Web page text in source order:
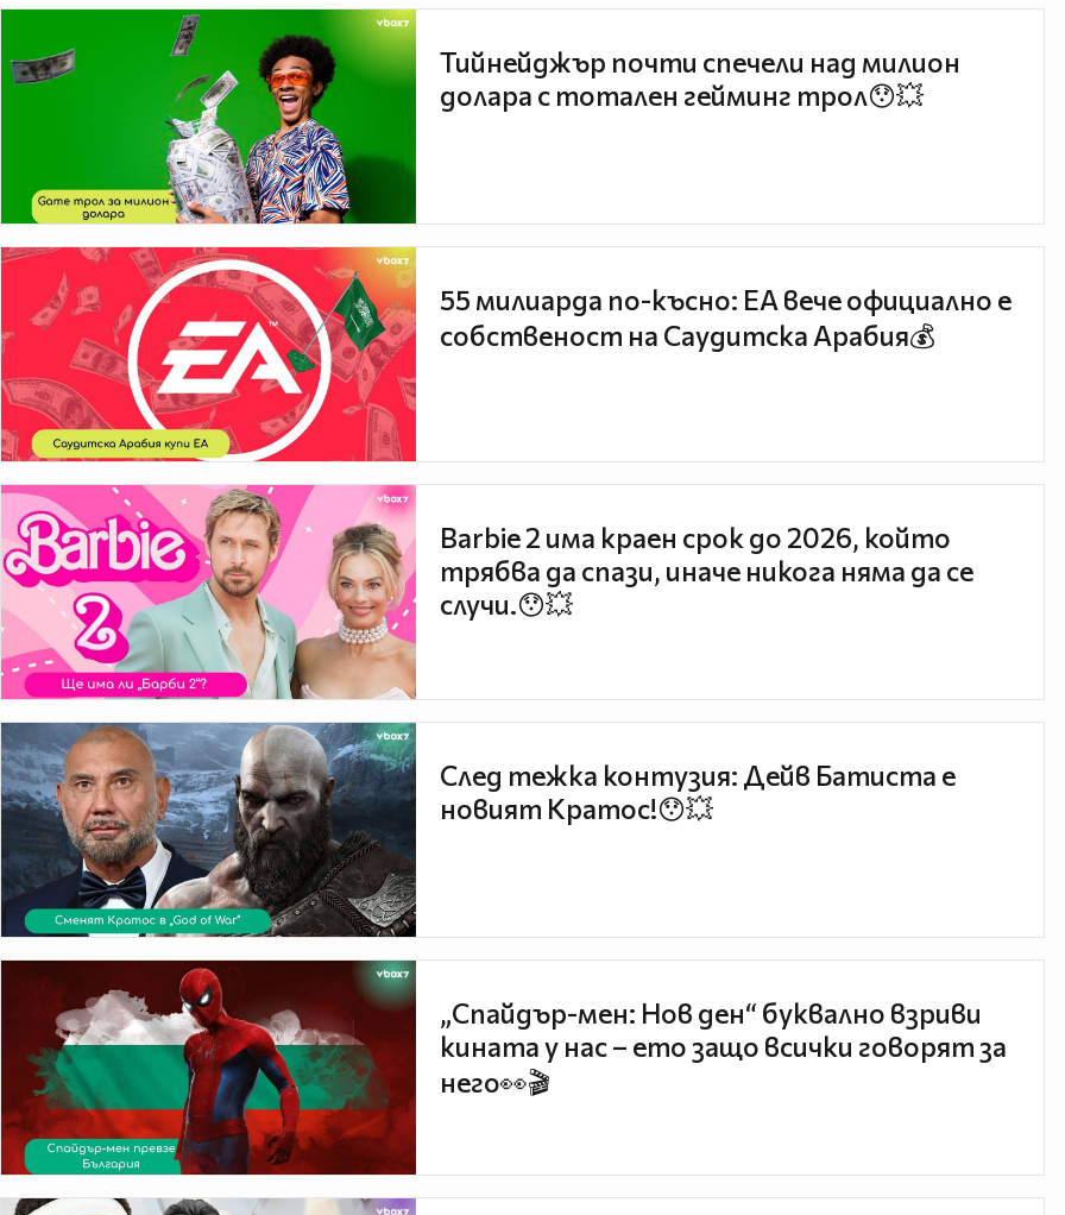
Тийнейджър почти спечели над милион
долара с тотален гейминг трол😯💥
55 милиарда по-късно: EA вече официално е
собственост на Саудитска Арабия💰
Barbie 2 има краен срок до 2026, който
трябва да спази, иначе никога няма да се
случи.😯💥
След тежка контузия: Дейв Батиста е
новият Кратос!😯💥
„Спайдър-мен: Нов ден“ буквално взриви
кината у нас – ето защо всички говорят за
него👀🎬